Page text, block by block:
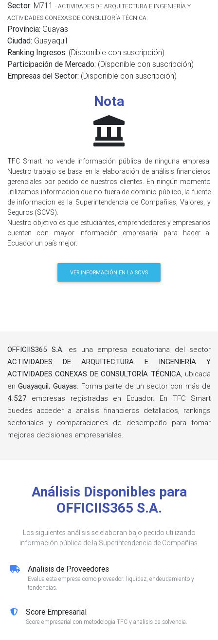
Sector: M711 - ACTIVIDADES DE ARQUITECTURA E INGENIERÍA Y
ACTIVIDADES CONEXAS DE CONSULTORÍA TÉCNICA.
Provincia: Guayas
Ciudad: Guayaquil
Ranking Ingresos: (Disponible con suscripción)
Participación de Mercado: (Disponible con suscripción)
Empresas del Sector: (Disponible con suscripción)
Nota
TFC Smart no vende información pública de ninguna empresa.
Nuestro trabajo se basa en la elaboración de análisis financieros
gerenciales por pedido de nuestros clientes. En ningún momento
utilizamos informacion que no fuera de dominio público, la fuente
de informacion es la Superintendencia de Compañias, Valores, y
Seguros (SCVS).
Nuestro objetivo es que estudiantes, emprendedores y empresarios
cuenten con mayor información empresarial para hacer al
Ecuador un país mejor.
VER INFORMACIÓN EN LA SCVS
OFFICIIS365 S.A. es una empresa ecuatoriana del sector
ACTIVIDADES DE ARQUITECTURA E INGENIERÍA Y
ACTIVIDADES CONEXAS DE CONSULTORÍA TÉCNICA, ubicada
enGuayaquil, Guayas. Forma parte de un sector con más de
4.527 empresas registradas en Ecuador. En TFC Smart
puedes acceder a analisis financieros detallados, rankings
sectoriales y comparaciones de desempeño para tomar
mejores decisiones empresariales.
Análisis Disponibles para
OFFICIIS365 S.A.
Los siguientes análisis se elaboran bajo pedido utilizando
información pública de la Superintendencia de Compañías.
Analisis de Proveedores
Evalua esta empresa como proveedor: liquidez, endeudamiento y
tendencias.
Score Empresarial
Score empresarial con metodologia TFC y analisis de solvencia.